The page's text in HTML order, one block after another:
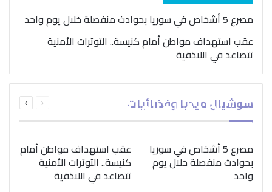
مصرع 5 أشخاص في سوريا بحوادث منفصلة خلال يوم واحد
عقب استهداف مواطن أمام كنيسة.. التوترات الأمنية
تتصاعد في اللاذقية
سوشيال ميديا وفضائيات الصفحةالصفحة
بمناسبة اليوم الدولي..
“الصحة العالمية” تؤكد
ضرورة اتباع نهج متكامل
لمواجهة إدمان المخدرات
مصرع 5 أشخاص في سوريا
بحوادث منفصلة خلال يوم
واحد
عقب استهداف مواطن أمام
كنيسة.. التوترات الأمنية
تتصاعد في اللاذقية